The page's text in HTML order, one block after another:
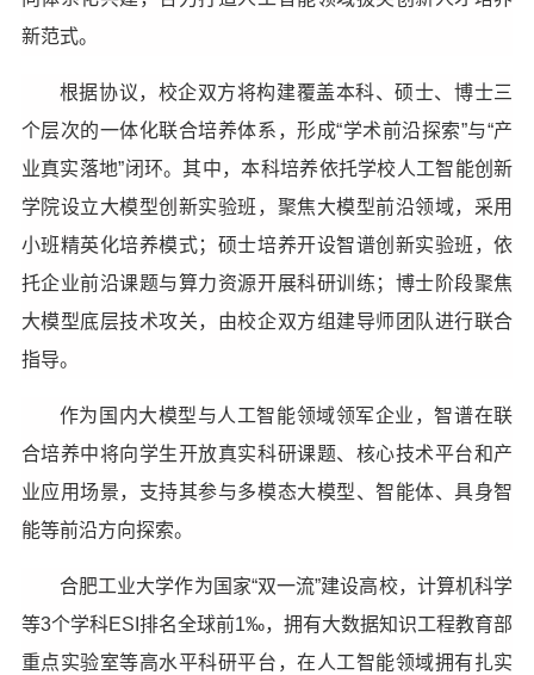
新范式。
根据协议，校企双方将构建覆盖本科、硕士、博士三
个层次的一体化联合培养体系，形成“学术前沿探索”与“产
业真实落地”闭环。其中，本科培养依托学校人工智能创新
学院设立大模型创新实验班，聚焦大模型前沿领域，采用
小班精英化培养模式；硕士培养开设智谱创新实验班，依
托企业前沿课题与算力资源开展科研训练；博士阶段聚焦
大模型底层技术攻关，由校企双方组建导师团队进行联合
指导。
作为国内大模型与人工智能领域领军企业，智谱在联
合培养中将向学生开放真实科研课题、核心技术平台和产
业应用场景，支持其参与多模态大模型、智能体、具身智
能等前沿方向探索。
合肥工业大学作为国家“双一流”建设高校，计算机科学
等3个学科ESI排名全球前1‰，拥有大数据知识工程教育部
重点实验室等高水平科研平台，在人工智能领域拥有扎实